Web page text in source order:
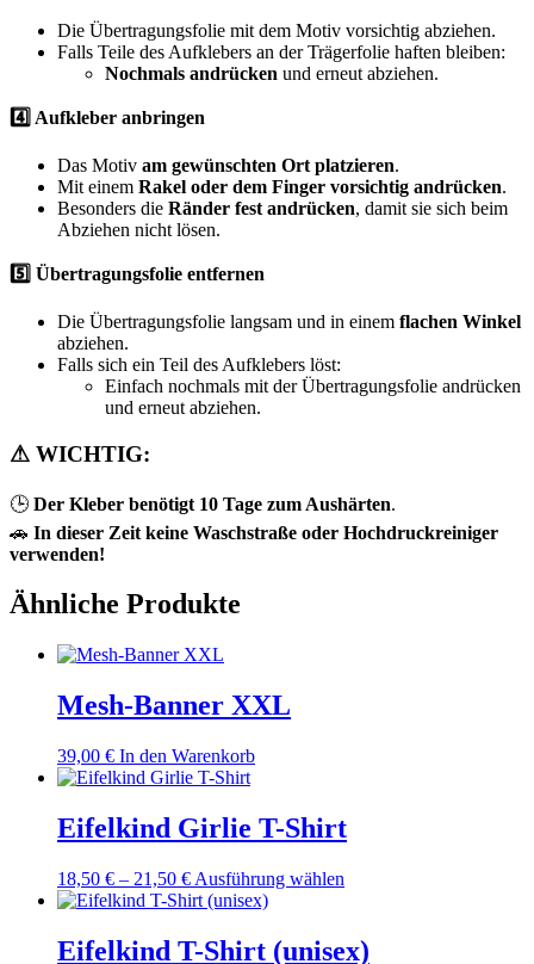
Die Übertragungsfolie mit dem Motiv vorsichtig abziehen.
Falls Teile des Aufklebers an der Trägerfolie haften bleiben:
Nochmals andrücken und erneut abziehen.
4️⃣ Aufkleber anbringen
Das Motiv am gewünschten Ort platzieren.
Mit einem Rakel oder dem Finger vorsichtig andrücken.
Besonders die Ränder fest andrücken, damit sie sich beim
Abziehen nicht lösen.
5️⃣ Übertragungsfolie entfernen
Die Übertragungsfolie langsam und in einem flachen Winkel
abziehen.
Falls sich ein Teil des Aufklebers löst:
Einfach nochmals mit der Übertragungsfolie andrücken
und erneut abziehen.
⚠ WICHTIG:
🕒 Der Kleber benötigt 10 Tage zum Aushärten.
🚗 In dieser Zeit keine Waschstraße oder Hochdruckreiniger
verwenden!
Ähnliche Produkte
Mesh-Banner XXL
39,00 € In den Warenkorb
Eifelkind Girlie T-Shirt
18,50 € – 21,50 €Preisspanne:
18,50 €
21,50 €
Ausführung wählen
mehrere
Eifelkind T-Shirt (unisex)